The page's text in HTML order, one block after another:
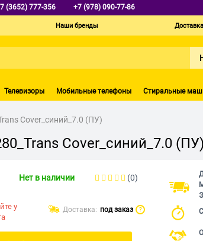
(3652) 777-356 +7 (978) 090-77-86
Наши бренды
Телевизоры Мобильные телефоны Стиральные
Cover_синий_7.0 (ПУ)
Cover_синий_7.0 (ПУ)
Нет в наличии (0)
у
Доставка: под заказ ?